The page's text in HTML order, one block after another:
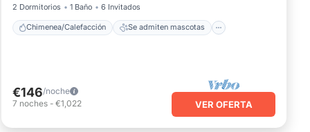
2 Dormitorios
1 Baño 6 Invitados
Chimenea/Calefacción Se admiten mascotas
€146/noche
7 noches - €1,022 VER OFERTA